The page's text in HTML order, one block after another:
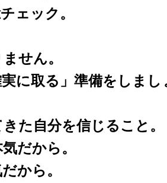
ェック。
せん。
に取る」準備をしまし
た自分を信じること。
だから。
から。